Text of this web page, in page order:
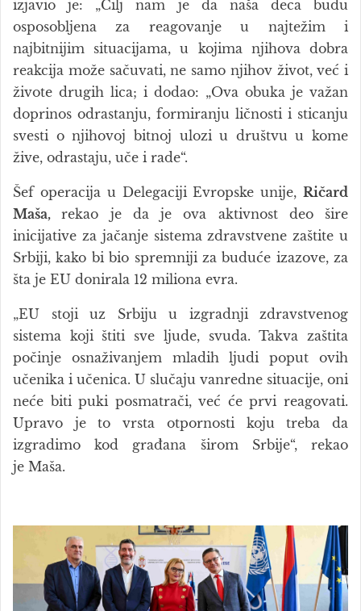
izjavio je: „Cilj nam je da naša deca budu
osposobljena za reagovanje u najtežim i
najbitnijim situacijama, u kojima njihova dobra
reakcija može sačuvati, ne samo njihov život, već i
živote drugih lica; i dodao: „Ova obuka je važan
doprinos odrastanju, formiranju ličnosti i sticanju
svesti o njihovoj bitnoj ulozi u društvu u kome
žive, odrastaju, uče i rade“.
Šef operacija u Delegaciji Evropske unije, Ričard
Maša,rekao je da je ova aktivnost deo šire
inicijative za jačanje sistema zdravstvene zaštite u
Srbiji, kako bi bio spremniji za buduće izazove, za
šta je EU donirala 12 miliona evra.
„EU stoji uz Srbiju u izgradnji zdravstvenog
sistema koji štiti sve ljude, svuda. Takva zaštita
počinje osnaživanjem mladih ljudi poput ovih
učenika i učenica. U slučaju vanredne situacije, oni
neće biti puki posmatrači, već će prvi reagovati.
Upravo je to vrsta otpornosti koju treba da
izgradimo kod građana širom Srbije“, rekao
je Maša.